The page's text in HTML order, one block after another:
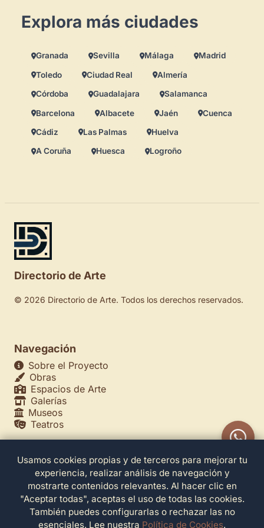
Explora más ciudades
Granada Sevilla Málaga Madrid
Toledo Ciudad Real Almería
Córdoba Guadalajara Salamanca
Barcelona Albacete Jaén Cuenca
Cádiz Las Palmas Huelva
A Coruña Huesca Logroño
Directorio de Arte
© 2026 Directorio de Arte. Todos los derechos reservados.
Navegación
Sobre el Proyecto
Obras
Espacios de Arte
Galerías
Museos
Teatros
Legales
Política de Privacidad
Política de Cookies
Configuración de Cookies
Términos de Servicio
Usamos cookies propias y de terceros para mejorar tu
experiencia, realizar análisis de navegación y
mostrarte contenidos relevantes. Al hacer clic en
"Aceptar todas", aceptas el uso de todas las cookies.
También puedes configurarlas o rechazar las no
esenciales. Lee nuestra Política de Cookies.